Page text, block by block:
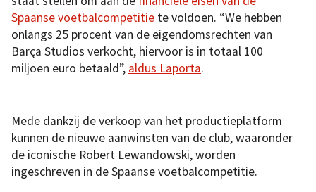
Spaanse voetbalcompetitie te voldoen. “We hebben
onlangs 25 procent van de eigendomsrechten van
Barça Studios verkocht, hiervoor is in totaal 100
miljoen euro betaald”, aldus Laporta.
Mede dankzij de verkoop van het productieplatform
kunnen de nieuwe aanwinsten van de club, waaronder
de iconische Robert Lewandowski, worden
ingeschreven in de Spaanse voetbalcompetitie.